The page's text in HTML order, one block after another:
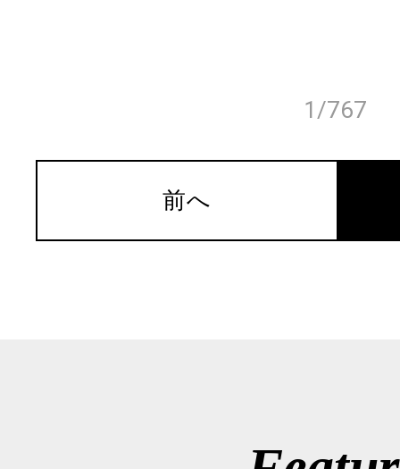
1/767
前へ